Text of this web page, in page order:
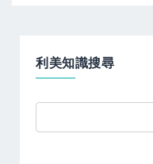
利美知識搜尋